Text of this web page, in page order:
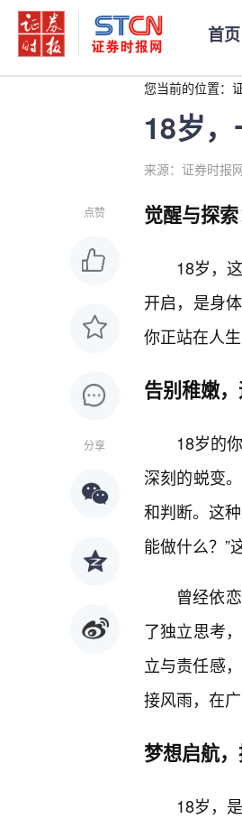
首页
您当前的位置：
18岁
来源：证券时报
点赞
分享
觉醒与探
18岁，
开启，是身
你正站在人
告别稚嫩
18岁的
深刻的蜕变
和判断。这
能做什么？”
曾经依
了独立思考
立与责任感
接风雨，在
梦想启航
18岁，